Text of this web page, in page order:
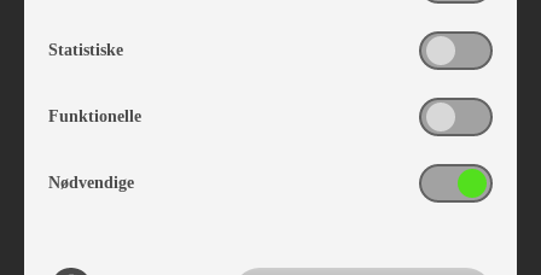
Statistiske
Funktionelle
Nødvendige